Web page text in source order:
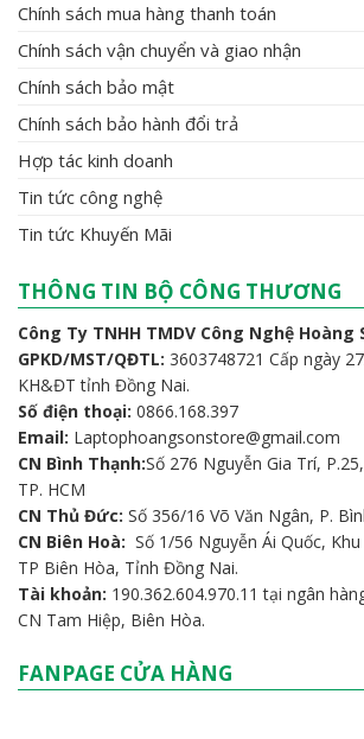
Chính sách mua hàng thanh toán
Chính sách vận chuyển và giao nhận
Chính sách bảo mật
Chính sách bảo hành đổi trả
Hợp tác kinh doanh
Tin tức công nghệ
Tin tức Khuyến Mãi
THÔNG TIN BỘ CÔNG THƯƠNG
Công Ty TNHH TMDV Công Nghệ Hoàng
GPKD/MST/QĐTL: 3603748721 Cấp ngày
KH&ĐT tỉnh Đồng Nai.
Số điện thoại: 0866.168.397
Email: Laptophoangsonstore@gmail.com
CN Bình Thạnh:Số 276 Nguyễn Gia Trí,
TP. HCM
CN Thủ Đức: Số 356/16 Võ Văn Ngân, P.
CN Biên Hoà: Số 1/56 Nguyễn Ái Quốc,
TP Biên Hòa, Tỉnh Đồng Nai.
Tài khoản: 190.362.604.970.11 tại ngân
CN Tam Hiệp, Biên Hòa.
FANPAGE CỬA HÀNG